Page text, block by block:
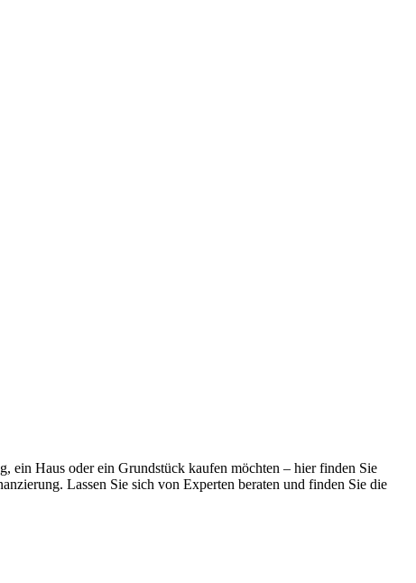
ein Haus oder ein Grundstück kaufen möchten – hier finden Sie
Lassen Sie sich von Experten beraten und finden Sie die